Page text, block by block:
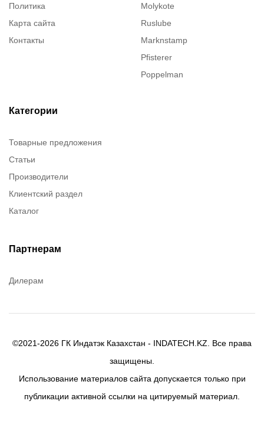
Политика
Карта сайта
Контакты
Molykote
Ruslube
Marknstamp
Pfisterer
Poppelman
Категории
Товарные предложения
Статьи
Производители
Клиентский раздел
Каталог
Партнерам
Дилерам
©2021-2026 ГК Индатэк Казахстан - INDATECH.KZ. Все права
защищены.
Использование материалов сайта допускается только при
публикации активной ссылки на цитируемый материал.